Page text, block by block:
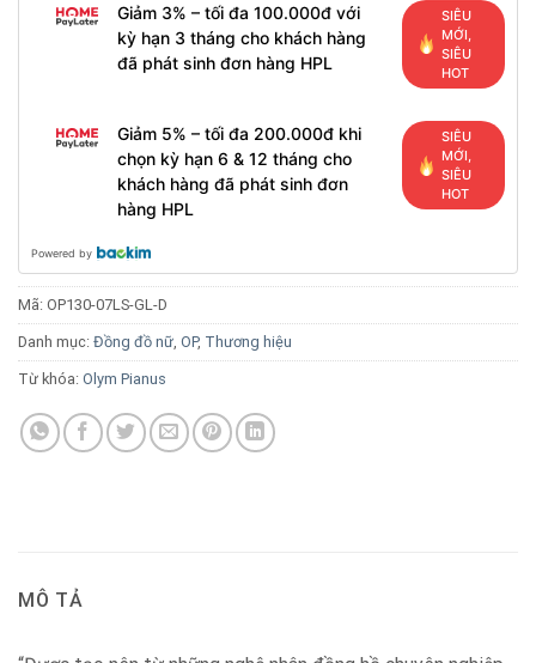
Giảm 3% – tối đa 100.000đ với
kỳ hạn 3 tháng cho khách hàng
đã phát sinh đơn hàng HPL
SIÊU
MỚI,
SIÊU
HOT
Giảm 5% – tối đa 200.000đ khi
chọn kỳ hạn 6 & 12 tháng cho
khách hàng đã phát sinh đơn
hàng HPL
SIÊU
MỚI,
SIÊU
HOT
Powered by
Mã: OP130-07LS-GL-D
Danh mục: Đồng đồ nữ, OP, Thương hiệu
Từ khóa: Olym Pianus
MÔ TẢ